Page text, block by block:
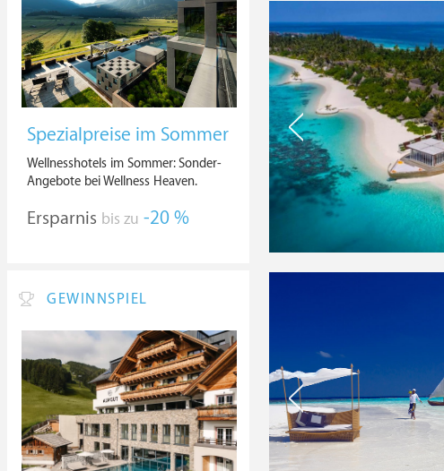
Spezialpreise im Sommer
Wellnesshotels im Sommer: Sonder-
Angebote bei Wellness Heaven.
Ersparnis bis zu -20 %
GEWINNSPIEL